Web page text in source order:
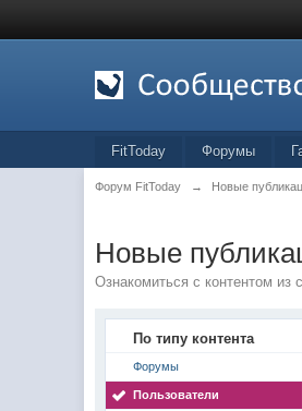
FitToday Форумы
Форум FitToday → Новые
Новые
Ознакомиться с контентом из
По типу контента
Форумы
Пользователи